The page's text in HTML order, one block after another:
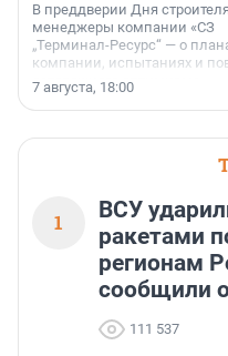
В преддверии Дня
менеджеры компании «СЗ
„Терминал-Ресурс“ — о
компании, испытаниях и
осторожного оптимизма.
7 августа, 18:00
1
ВСУ
ракетами
регионам
сообщили
111 537